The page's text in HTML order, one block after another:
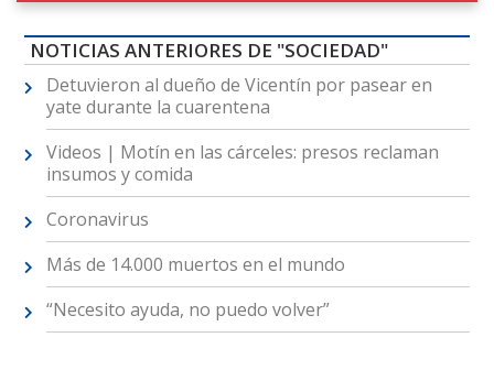
NOTICIAS ANTERIORES DE "SOCIEDAD"
Detuvieron al dueño de Vicentín por pasear en
yate durante la cuarentena
Videos | Motín en las cárceles: presos reclaman
insumos y comida
Coronavirus
Más de 14.000 muertos en el mundo
“Necesito ayuda, no puedo volver”